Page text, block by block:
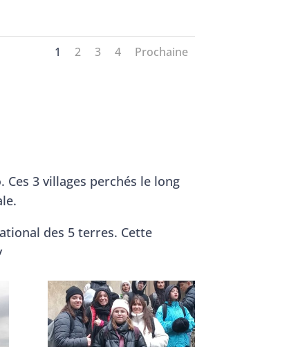
1 2 3 4 Prochaine
3 villages perchés le long
des 5 terres. Cette